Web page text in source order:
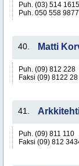
Puh. (03) 514 1615
Puh. 050 558 9877
40. Matti
Puh. (09) 812 228
Faksi (09) 8122 28
41.
Puh. (09) 811 110
Faksi (09) 812